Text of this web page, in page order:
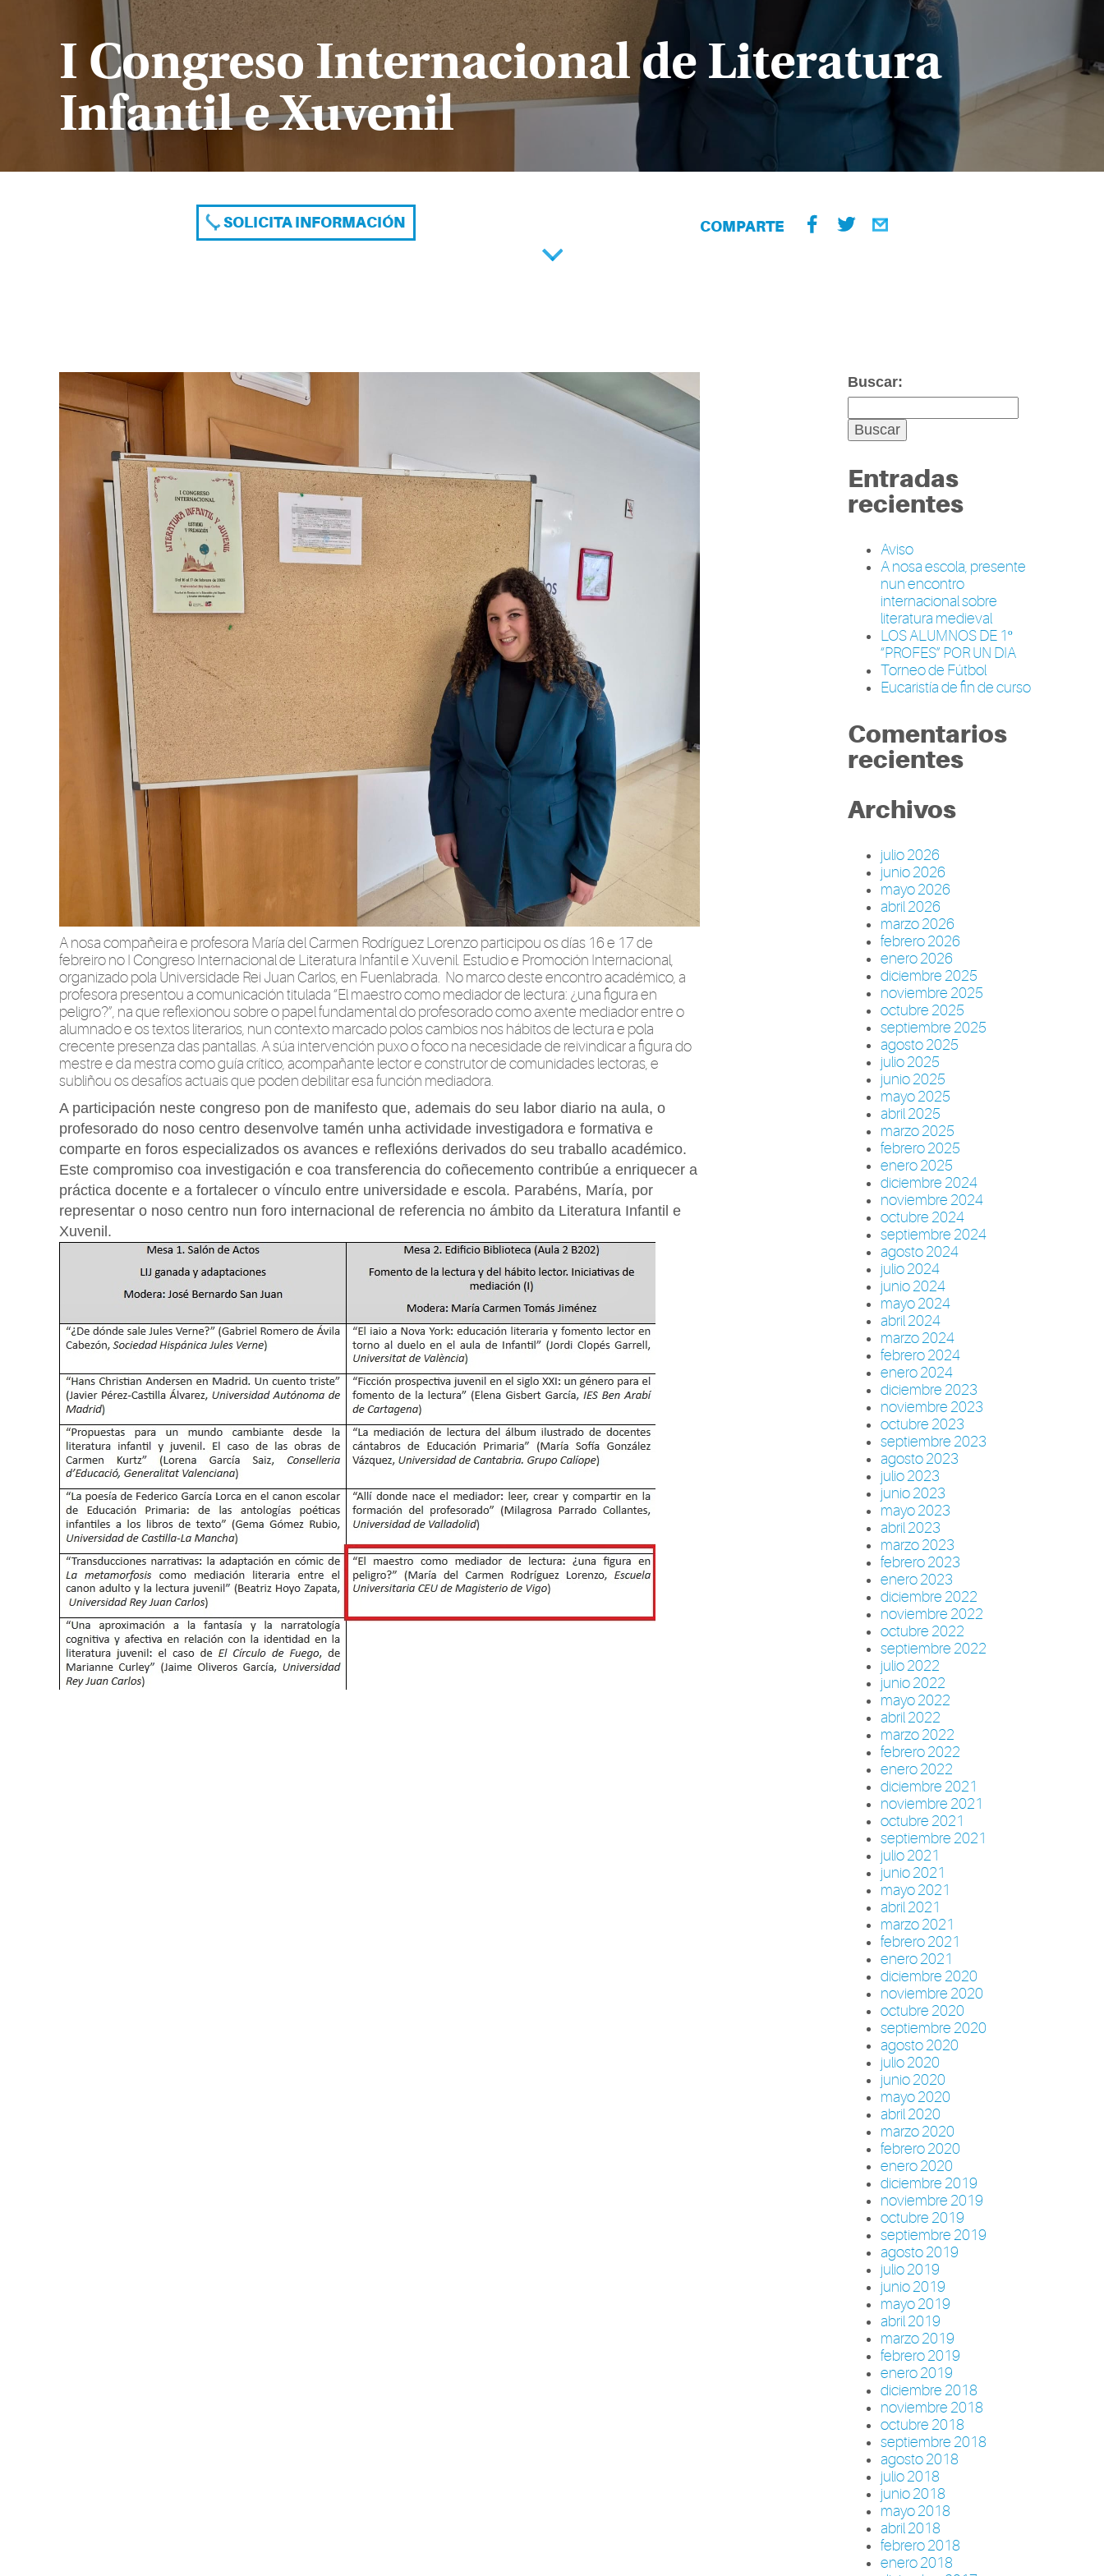
I Congreso Internacional de Literatura
Infantil e Xuvenil
SOLICITA INFORMACIÓN COMPARTE
A nosa compañeira e profesora María del Carmen Rodríguez Lorenzo participou os días 16 e 17 de
febreiro no I Congreso Internacional de Literatura Infantil e Xuvenil. Estudio e Promoción Internacional,
organizado pola Universidade Rei Juan Carlos, en Fuenlabrada. No marco deste encontro académico, a
profesora presentou a comunicación titulada “El maestro como mediador de lectura: ¿una figura en
peligro?”, na que reflexionou sobre o papel fundamental do profesorado como axente mediador entre o
alumnado e os textos literarios, nun contexto marcado polos cambios nos hábitos de lectura e pola
crecente presenza das pantallas. A súa intervención puxo o foco na necesidade de reivindicar a figura do
mestre e da mestra como guía crítico, acompañante lector e construtor de comunidades lectoras, e
subliñou os desafíos actuais que poden debilitar esa función mediadora.
A participación neste congreso pon de manifesto que, ademais do seu labor diario na aula, o
profesorado do noso centro desenvolve tamén unha actividade investigadora e formativa e
comparte en foros especializados os avances e reflexións derivados do seu traballo académico.
Este compromiso coa investigación e coa transferencia do coñecemento contribúe a enriquecer a
práctica docente e a fortalecer o vínculo entre universidade e escola. Parabéns, María, por
representar o noso centro nun foro internacional de referencia no ámbito da Literatura Infantil e
Xuvenil.
Buscar:
Entradas
recientes
Aviso
A nosa escola, presente
nun encontro
internacional sobre
literatura medieval
LOS ALUMNOS DE 1º
“PROFES” POR UN DIA
Torneo de Fútbol
Eucaristía de fin de curso
Comentarios
recientes
Archivos
julio 2026
junio 2026
mayo 2026
abril 2026
marzo 2026
febrero 2026
enero 2026
diciembre 2025
noviembre 2025
octubre 2025
septiembre 2025
agosto 2025
julio 2025
junio 2025
mayo 2025
abril 2025
marzo 2025
febrero 2025
enero 2025
diciembre 2024
noviembre 2024
octubre 2024
septiembre 2024
agosto 2024
julio 2024
junio 2024
mayo 2024
abril 2024
marzo 2024
febrero 2024
enero 2024
diciembre 2023
noviembre 2023
octubre 2023
septiembre 2023
agosto 2023
julio 2023
junio 2023
mayo 2023
abril 2023
marzo 2023
febrero 2023
enero 2023
diciembre 2022
noviembre 2022
octubre 2022
septiembre 2022
julio 2022
junio 2022
mayo 2022
abril 2022
marzo 2022
febrero 2022
enero 2022
diciembre 2021
noviembre 2021
octubre 2021
septiembre 2021
julio 2021
junio 2021
mayo 2021
abril 2021
marzo 2021
febrero 2021
enero 2021
diciembre 2020
noviembre 2020
octubre 2020
septiembre 2020
agosto 2020
julio 2020
junio 2020
mayo 2020
abril 2020
marzo 2020
febrero 2020
enero 2020
diciembre 2019
noviembre 2019
octubre 2019
septiembre 2019
agosto 2019
julio 2019
junio 2019
mayo 2019
abril 2019
marzo 2019
febrero 2019
enero 2019
diciembre 2018
noviembre 2018
octubre 2018
septiembre 2018
agosto 2018
julio 2018
junio 2018
mayo 2018
abril 2018
febrero 2018
enero 2018